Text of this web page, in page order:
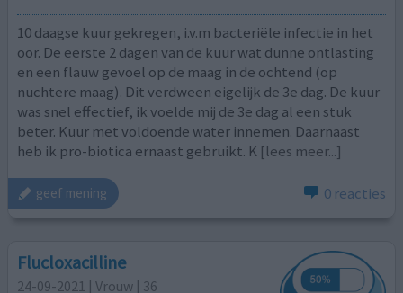
10 daagse kuur gekregen, i.v.m bacteriële infectie in het
oor. De eerste 2 dagen van de kuur wat dunne ontlasting
en een flauw gevoel op de maag in de ochtend (op
nuchtere maag). Dit verdween eigelijk de 3e dag. De kuur
was snel effectief, ik voelde mij de 3e dag al een stuk
beter. Kuur met voldoende water innemen. Daarnaast
heb ik pro-biotica ernaast gebruikt. K [lees meer...]
geef mening 0 reacties
Flucloxacilline
24-09-2021 | Vrouw | 36